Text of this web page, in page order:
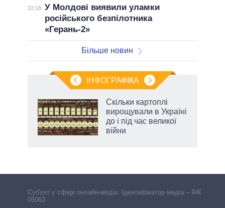
22:18 У Молдові виявили уламки
російського безпілотника
«Герань-2»
Більше новин
ІНФОГРАФІКА
Скільки картоплі
вирощували в Україні
до і під час великої
війни
Cуб'єкт у сфері онлайн-медіа. Ідентифікатор медіа – R40-
05063